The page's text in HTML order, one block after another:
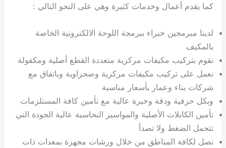
كما يقدم أعمال وخدمات كثيرة وهي على النحو التالي :
لدينا مبرمجين خبراء ببرمجة اللوحة الالكترونية الخاصة
بالمكيف
نقوم بتركيب مكيفات مركزية متعددة القطع أصلية ومكفولة
نعمل على تركيب مكيفات مركزية وصحراوية وباتفاق مع
شركات بناء وعمار بأسعار مناسبة
وبكل حرفية ودقة وخبرة عالية مع تأمين كافة المستلزمات
تأمين الكابلات الأصلية والمواسير النحاسية عالية الجودة التي
تتحمل الضغط ولا تصدأ
نصل لكافة المناطق من خلال ورشات مجهزة بمعدات ذات